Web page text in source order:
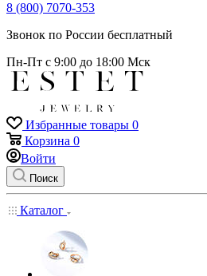
8 (800) 7070-353
Звонок по России бесплатный
Пн-Пт с 9:00 до 18:00 Мск
Избранные товары 0
Корзина 0
Войти
Поиск
Каталог